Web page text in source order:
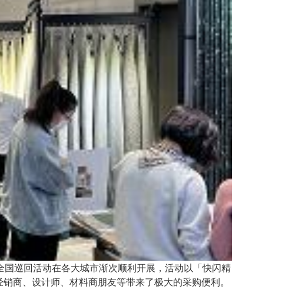
巡回活动在各大城市渐次顺利开展，活动以「快闪精
商、设计师、材料商朋友等带来了极大的采购便利。